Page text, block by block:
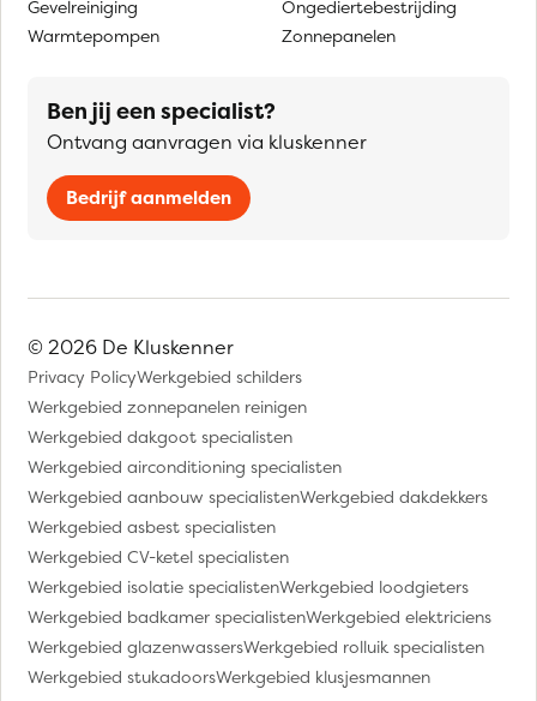
Gevelreiniging
Warmtepompen
Ongediertebestrijding
Zonnepanelen
Ben jij een specialist?
Ontvang aanvragen via kluskenner
Bedrijf aanmelden
© 2026 De Kluskenner
Privacy PolicyWerkgebied schilders
Werkgebied zonnepanelen reinigen
Werkgebied dakgoot specialisten
Werkgebied airconditioning specialisten
Werkgebied aanbouw specialistenWerkgebied dakdekkers
Werkgebied asbest specialisten
Werkgebied CV-ketel specialisten
Werkgebied isolatie specialistenWerkgebied loodgieters
Werkgebied badkamer specialistenWerkgebied elektriciens
Werkgebied glazenwassersWerkgebied rolluik specialisten
Werkgebied stukadoorsWerkgebied klusjesmannen